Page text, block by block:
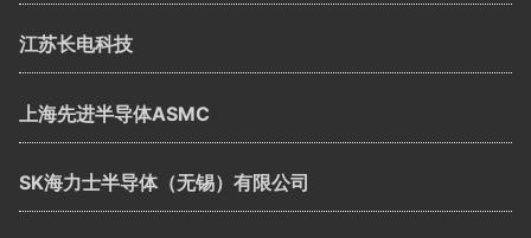
江苏长电科技
上海先进半导体ASMC
SK海力士半导体（无锡）有限公司